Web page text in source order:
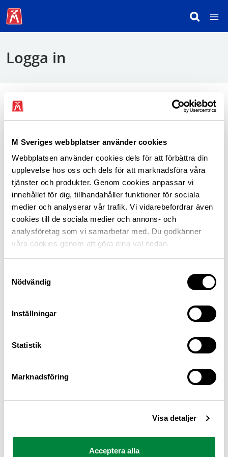
M Sveriges webbplatser använder cookies
Webbplatsen använder cookies dels för att förbättra din
upplevelse hos oss och dels för att marknadsföra våra
tjänster och produkter. Genom cookies anpassar vi
innehållet för dig, tillhandahåller funktioner för sociala
medier och analyserar vår trafik. Vi vidarebefordrar även
cookies till de sociala medier och annons- och
analysföretag som vi samarbetar med. Du godkänner
våra cookies genom att göra dina val nedan.
Nödvändig
Inställningar
Statistik
Marknadsföring
Visa detaljer
Acceptera alla
Logga in
För att logga in behöver du använda mobilt
BankID.
Logga in som medlem
M Sverige är Sveriges största konsumentorganisation
för bilister och andra trafikanter
Ansvarig utgivare: Heléne Lilja
Pressrum
Om oss